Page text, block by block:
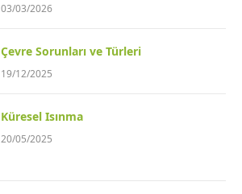
03/03/2026
Çevre Sorunları ve Türleri
19/12/2025
Küresel Isınma
20/05/2025